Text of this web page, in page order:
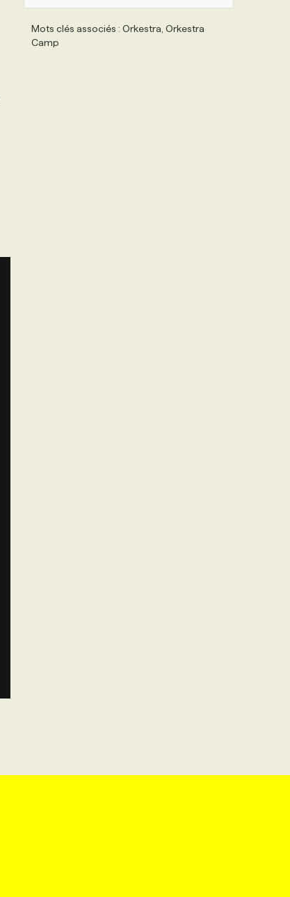
Mots clés associés : Orkestra, Orkestra
Camp